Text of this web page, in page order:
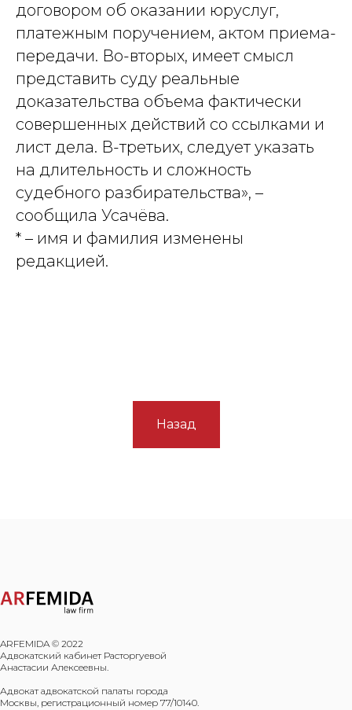
договором об оказании юруслуг,
платежным поручением, актом приема-
передачи. Во-вторых, имеет смысл
представить суду реальные
доказательства объема фактически
совершенных действий со ссылками и
лист дела. В-третьих, следует указать
на длительность и сложность
судебного разбирательства», –
сообщила Усачёва.
* – имя и фамилия изменены
редакцией.
Назад
ARFEMIDA © 2022
Адвокатский кабинет Расторгуевой
Анастасии Алексеевны.
Адвокат адвокатской палаты города
Москвы, регистрационный номер 77/10140.